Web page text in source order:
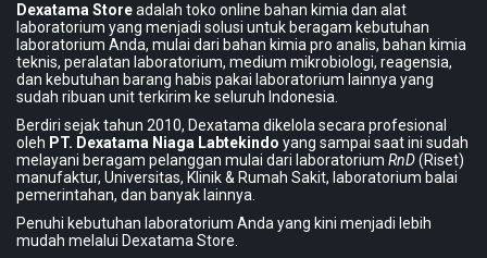
Dexatama Storeadalah toko online bahan kimia dan alat
laboratorium yang menjadi solusi untuk beragam kebutuhan
laboratorium Anda, mulai dari bahan kimia pro analis, bahan kimia
teknis, peralatan laboratorium, medium mikrobiologi, reagensia,
dan kebutuhan barang habis pakai laboratorium lainnya yang
sudah ribuan unit terkirim ke seluruh Indonesia.
Berdiri sejak tahun 2010, Dexatama dikelola secara profesional
oleh PT. Dexatama Niaga Labtekindo yang sampai saat ini sudah
melayani beragam pelanggan mulai dari laboratorium RnD(Riset)
manufaktur, Universitas, Klinik & Rumah Sakit, laboratorium balai
pemerintahan, dan banyak lainnya.
Penuhi kebutuhan laboratorium Anda yang kini menjadi lebih
mudah melalui Dexatama Store.